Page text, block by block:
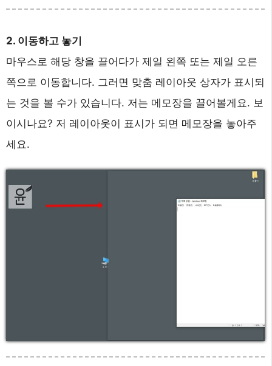
2. 이동하고 놓기
마우스로 해당 창을 끌어다가 제일 왼쪽 또는 제일 오른
쪽으로 이동합니다. 그러면 맞춤 레이아웃 상자가 표시되
는 것을 볼 수가 있습니다. 저는 메모장을 끌어볼게요. 보
이시나요? 저 레이아웃이 표시가 되면 메모장을 놓아주
세요.